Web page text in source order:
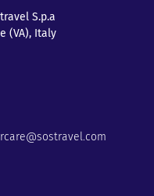
S.p.a
(VA), Italy